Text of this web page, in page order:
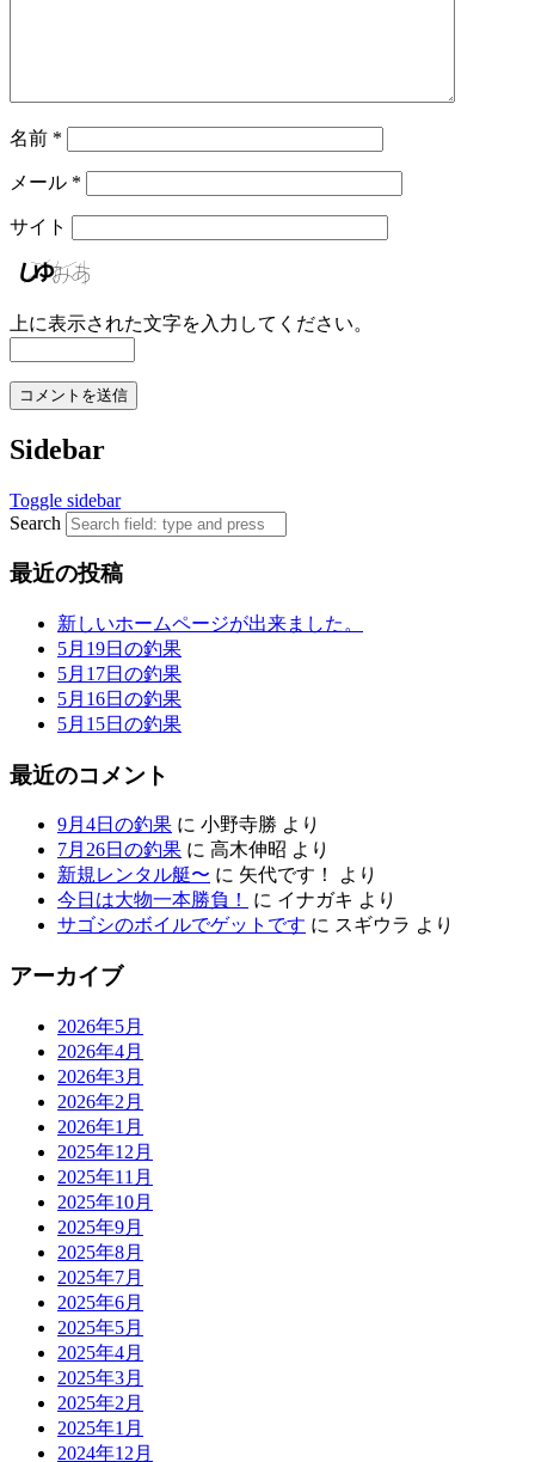
名前 *
メール *
サイト
上に表示された文字を入力してください。
Sidebar
Toggle sidebar
Search
最近の投稿
新しいホームページが出来ました。
5月19日の釣果
5月17日の釣果
5月16日の釣果
5月15日の釣果
最近のコメント
9月4日の釣果 に 小野寺勝 より
7月26日の釣果 に 高木伸昭 より
新規レンタル艇〜 に 矢代です！
より
今日は大物一本勝負！
に イナガキ より
サゴシのボイルでゲットです に スギウラ より
アーカイブ
2026年5月
2026年4月
2026年3月
2026年2月
2026年1月
2025年12月
2025年11月
2025年10月
2025年9月
2025年8月
2025年7月
2025年6月
2025年5月
2025年4月
2025年3月
2025年2月
2025年1月
2024年12月